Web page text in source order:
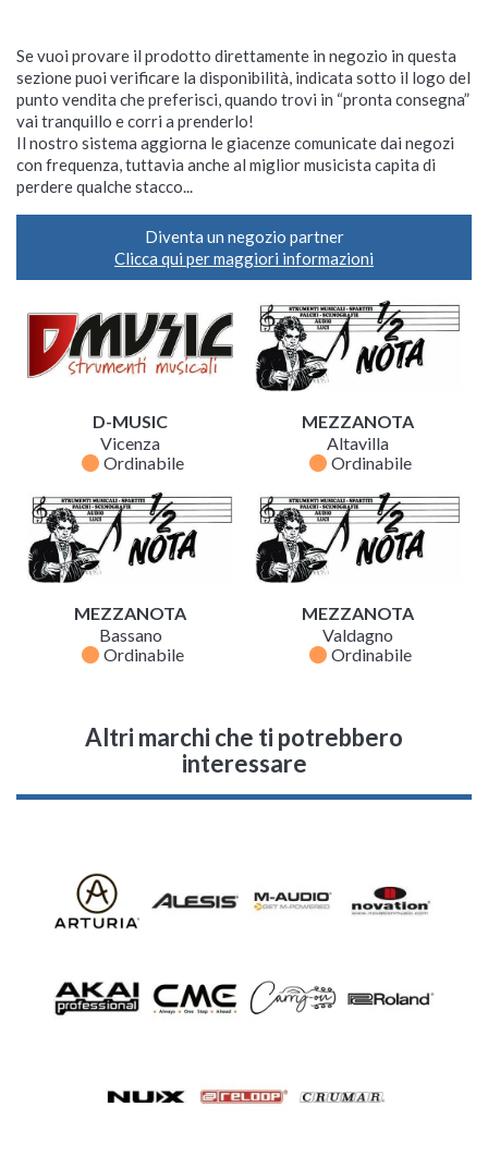
Se vuoi provare il prodotto direttamente in negozio in questa
sezione puoi verificare la disponibilità, indicata sotto il logo del
punto vendita che preferisci, quando trovi in “pronta consegna”
vai tranquillo e corri a prenderlo!
Il nostro sistema aggiorna le giacenze comunicate dai negozi
con frequenza, tuttavia anche al miglior musicista capita di
perdere qualche stacco...
Diventa un negozio partner
Clicca qui per maggiori informazioni
D-MUSIC
Vicenza
fiber_manual_record Ordinabile
MEZZANOTA
Altavilla
fiber_manual_record Ordinabile
MEZZANOTA
Bassano
fiber_manual_record Ordinabile
MEZZANOTA
Valdagno
fiber_manual_record Ordinabile
Altri marchi che ti potrebbero
interessare